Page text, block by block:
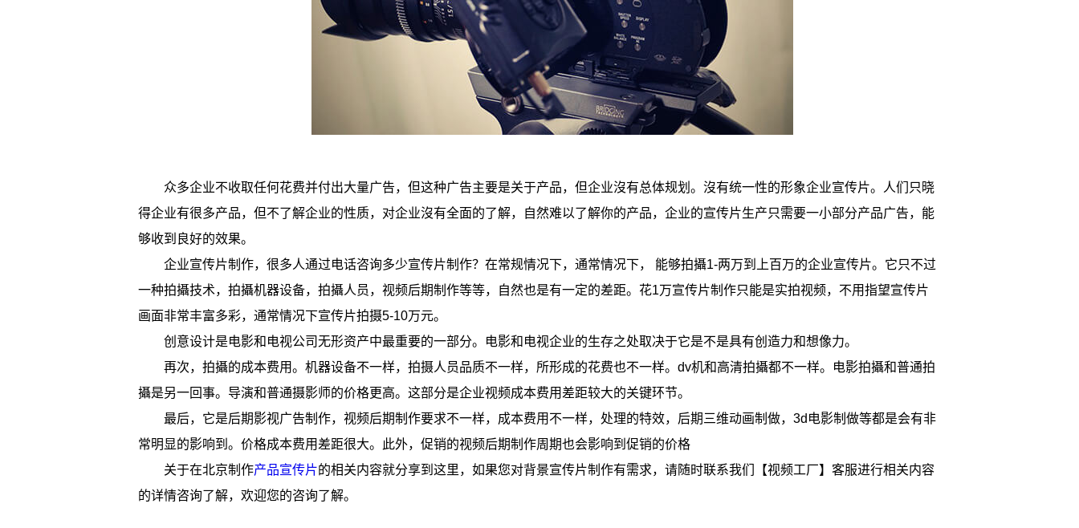
众多企业不收取任何花费并付出大量广告，但这种广告主要是关于产品，但企业沒有总体规划。沒有统一性的形象企业宣传片。人们只晓
得企业有很多产品，但不了解企业的性质，对企业沒有全面的了解，自然难以了解你的产品，企业的宣传片生产只需要一小部分产品广告，能
够收到良好的效果。
企业宣传片制作，很多人通过电话咨询多少宣传片制作？在常规情况下，通常情况下， 能够拍攝1-两万到上百万的企业宣传片。它只不过
一种拍攝技术，拍攝机器设备，拍攝人员，视频后期制作等等，自然也是有一定的差距。花1万宣传片制作只能是实拍视频，不用指望宣传片
画面非常丰富多彩，通常情况下宣传片拍摄5-10万元。
创意设计是电影和电视公司无形资产中最重要的一部分。电影和电视企业的生存之处取决于它是不是具有创造力和想像力。
再次，拍攝的成本费用。机器设备不一样，拍摄人员品质不一样，所形成的花费也不一样。dv机和高清拍攝都不一样。电影拍攝和普通拍
攝是另一回事。导演和普通摄影师的价格更高。这部分是企业视频成本费用差距较大的关键环节。
最后，它是后期影视广告制作，视频后期制作要求不一样，成本费用不一样，处理的特效，后期三维动画制做，3d电影制做等都是会有非
常明显的影响到。价格成本费用差距很大。此外，促销的视频后期制作周期也会影响到促销的价格
关于在北京制作产品宣传片的相关内容就分享到这里，如果您对背景宣传片制作有需求，请随时联系我们【视频工厂】客服进行相关内容
的详情咨询了解，欢迎您的咨询了解。